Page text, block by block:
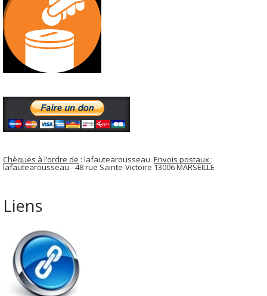
Chèques à l’ordre de : lafautearousseau. Envois postaux :
lafautearousseau - 48 rue Sainte-Victoire 13006 MARSEILLE
Liens